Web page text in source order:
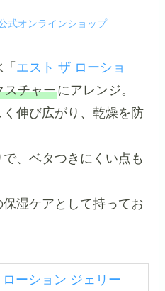
式オンラインショップ
エスト ザ ローショ
スチャーにアレンジ。
伸び広がり、乾燥を防
、ベタつきにくい点も
湿ケアとして持ってお
ーション ジェリー